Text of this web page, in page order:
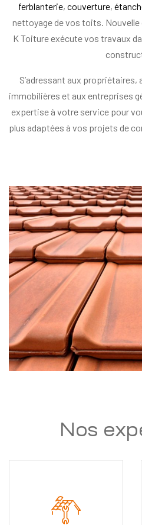
ferblanterie, couverture,
nettoyage de vos toits.
K Toiture exécute vos travaux
S’adressant aux
immobilières et aux entreprises
expertise à votre service pour
plus adaptées à vos projets de
Nos